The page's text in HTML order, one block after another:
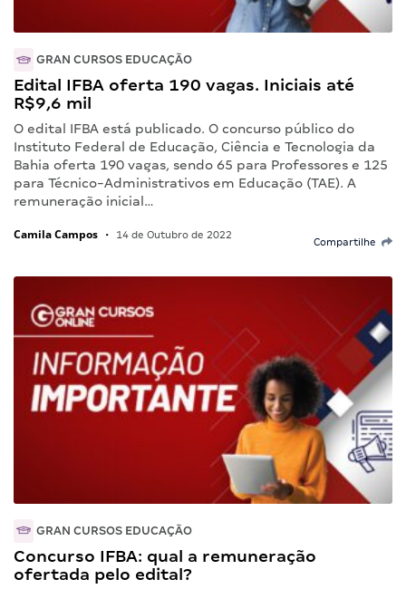
GRAN CURSOS EDUCAÇÃO
Edital IFBA oferta 190 vagas. Iniciais até
R$9,6 mil
O edital IFBA está publicado. O concurso público do
Instituto Federal de Educação, Ciência e Tecnologia da
Bahia oferta 190 vagas, sendo 65 para Professores e 125
para Técnico-Administrativos em Educação (TAE). A
remuneração inicial…
Camila Campos • 14 de Outubro de 2022
Compartilhe
GRAN CURSOS EDUCAÇÃO
Concurso IFBA: qual a remuneração
ofertada pelo edital?